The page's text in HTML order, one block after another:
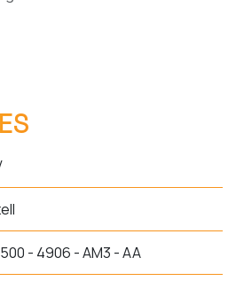
- 4906 - AM3 - AA